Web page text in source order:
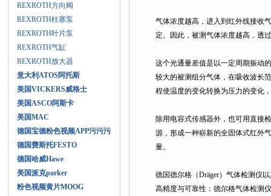
REXROTH方向阀
REXROTH柱塞泵
REXROTH叶片泵
REXROTH气缸
REXROTH放大器
意大利ATOS阿托斯
美国VICKERS威格士
美国ASCO阿斯卡
美国MAC
德国宝德粉色视频APP污污污
德国费斯托FESTO
德国哈威Hawe
美国派克parker
粉色视频黄片MOOG
气体浓度越高，进入到红外线接收
定。因此，被测气体浓度越高
这个光通量差值是以一定周期振动的
较大的被测组分气体，在吸收波长
程使温度的变化转换为压力的变化
除用电容式传感器外，也可用直
源，形成一种崭新的全固体式红外
量。
德国德尔格（Dräger）气体检测仪以
高精度与可靠性：德尔格气体检测